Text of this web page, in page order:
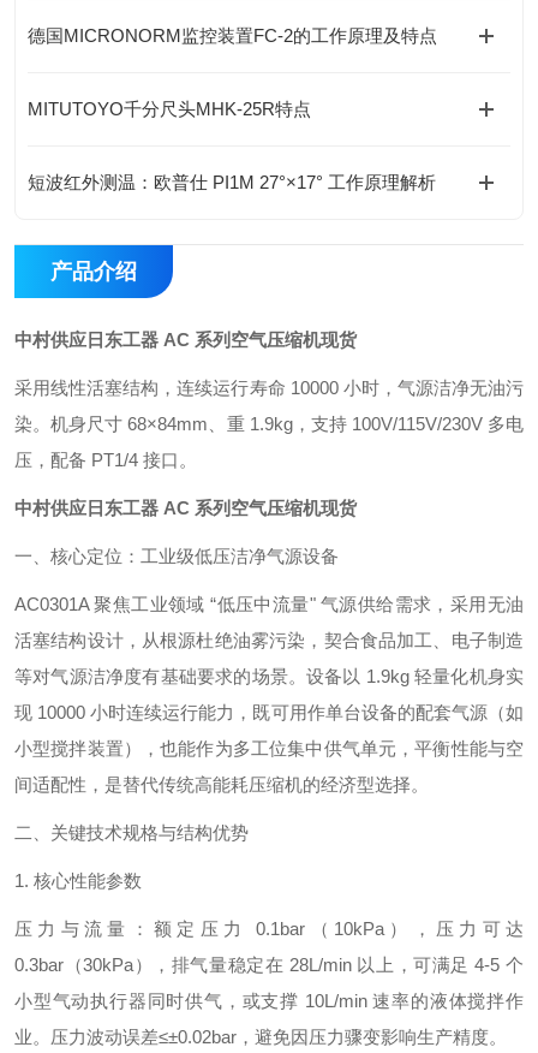
德国MICRONORM监控装置FC-2的工作原理及特点
MITUTOYO千分尺头MHK-25R特点
短波红外测温：欧普仕 PI1M 27°×17° 工作原理解析
产品介绍
中村供应日东工器 AC 系列空气压缩机现货
采用线性活塞结构，连续运行寿命 10000 小时，气源洁净无油污
染。机身尺寸 68×84mm、重 1.9kg，支持 100V/115V/230V 多电
压，配备 PT1/4 接口。
中村供应日东工器 AC 系列空气压缩机现货
一、核心定位：工业级低压洁净气源设备
AC0301A 聚焦工业领域 “低压中流量" 气源供给需求，采用无油
活塞结构设计，从根源杜绝油雾污染，契合食品加工、电子制造
等对气源洁净度有基础要求的场景。设备以 1.9kg 轻量化机身实
现 10000 小时连续运行能力，既可用作单台设备的配套气源（如
小型搅拌装置），也能作为多工位集中供气单元，平衡性能与空
间适配性，是替代传统高能耗压缩机的经济型选择。
二、关键技术规格与结构优势
1. 核心性能参数
压力与流量：额定压力 0.1bar（10kPa），压力可达
0.3bar（30kPa），排气量稳定在 28L/min 以上，可满足 4-5 个
小型气动执行器同时供气，或支撑 10L/min 速率的液体搅拌作
业。压力波动误差≤±0.02bar，避免因压力骤变影响生产精度。